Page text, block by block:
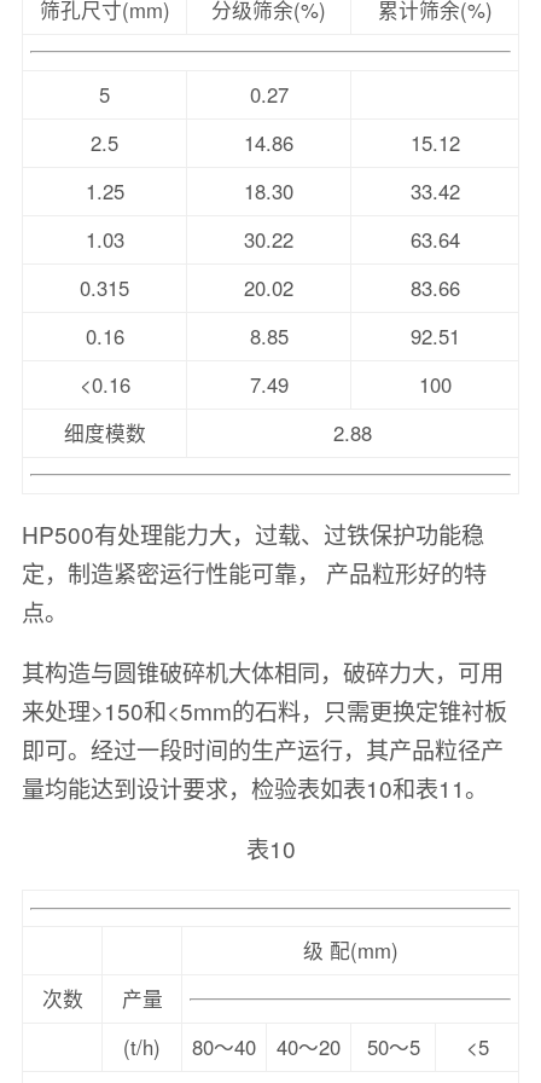
筛孔尺寸(mm) 分级筛余(%) 累计筛余(%)
5
0.27
2.5
14.86
15.12
1.25
18.30
33.42
1.03
30.22
63.64
0.315
20.02
83.66
0.16
8.85
92.51
<0.16
7.49
100
细度模数
2.88
HP500有处理能力大，过载、过铁保护功能稳
定，制造紧密运行性能可靠， 产品粒形好的特
点。
其构造与圆锥破碎机大体相同，破碎力大，可用
来处理>150和<5mm的石料，只需更换定锥衬板
即可。经过一段时间的生产运行，其产品粒径产
量均能达到设计要求，检验表如表10和表11。
表10
级 配(mm)
次数
产量
(t/h)
80～40 40～20 50～5 <5